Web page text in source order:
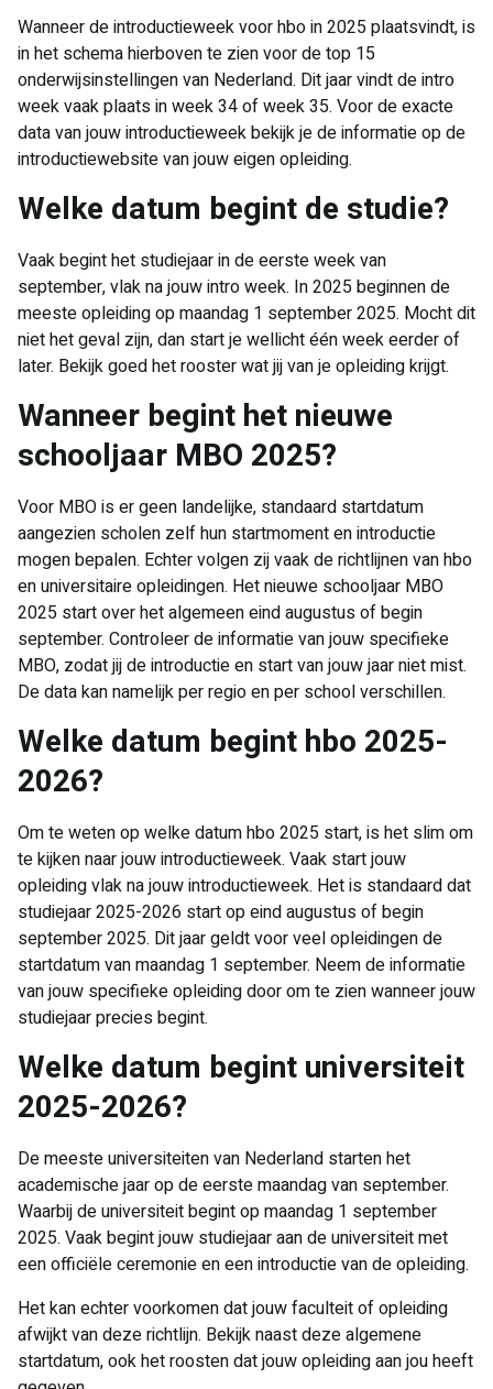
Wanneer de introductieweek voor hbo in 2025 plaatsvindt, is
in het schema hierboven te zien voor de top 15
onderwijsinstellingen van Nederland. Dit jaar vindt de intro
week vaak plaats in week 34 of week 35. Voor de exacte
data van jouw introductieweek bekijk je de informatie op de
introductiewebsite van jouw eigen opleiding.
Welke datum begint de studie?
Vaak begint het studiejaar in de eerste week van
september, vlak na jouw intro week. In 2025 beginnen de
meeste opleiding op maandag 1 september 2025. Mocht dit
niet het geval zijn, dan start je wellicht één week eerder of
later. Bekijk goed het rooster wat jij van je opleiding krijgt.
Wanneer begint het nieuwe
schooljaar MBO 2025?
Voor MBO is er geen landelijke, standaard startdatum
aangezien scholen zelf hun startmoment en introductie
mogen bepalen. Echter volgen zij vaak de richtlijnen van hbo
en universitaire opleidingen. Het nieuwe schooljaar MBO
2025 start over het algemeen eind augustus of begin
september. Controleer de informatie van jouw specifieke
MBO, zodat jij de introductie en start van jouw jaar niet mist.
De data kan namelijk per regio en per school verschillen.
Welke datum begint hbo 2025-
2026?
Om te weten op welke datum hbo 2025 start, is het slim om
te kijken naar jouw introductieweek. Vaak start jouw
opleiding vlak na jouw introductieweek. Het is standaard dat
studiejaar 2025-2026 start op eind augustus of begin
september 2025. Dit jaar geldt voor veel opleidingen de
startdatum van maandag 1 september. Neem de informatie
van jouw specifieke opleiding door om te zien wanneer jouw
studiejaar precies begint.
Welke datum begint universiteit
2025-2026?
De meeste universiteiten van Nederland starten het
academische jaar op de eerste maandag van september.
Waarbij de universiteit begint op maandag 1 september
2025. Vaak begint jouw studiejaar aan de universiteit met
een officiële ceremonie en een introductie van de opleiding.
Het kan echter voorkomen dat jouw faculteit of opleiding
afwijkt van deze richtlijn. Bekijk naast deze algemene
startdatum, ook het roosten dat jouw opleiding aan jou heeft